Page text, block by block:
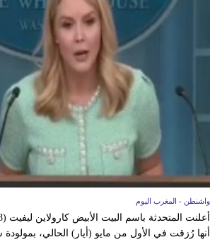
واشنطن - المغرب اليوم
أنها رُزقت في الأول من مايو (أيار) الحالي، بمولودة